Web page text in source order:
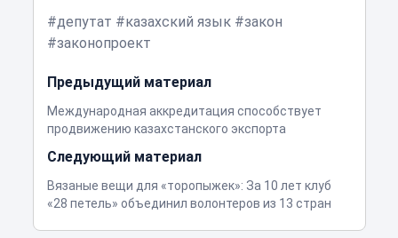
депутат
казахский язык
закон
законопроект
Предыдущий материал
Международная аккредитация способствует
продвижению казахстанского экспорта
Следующий материал
Вязаные вещи для «торопыжек»: За 10 лет клуб
«28 петель» объединил волонтеров из 13 стран